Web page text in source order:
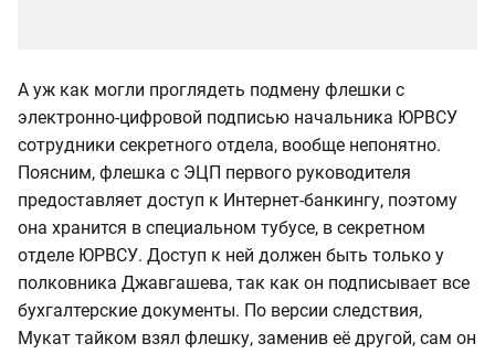
А уж как могли проглядеть подмену флешки с
электронно-цифровой подписью начальника ЮРВСУ
сотрудники секретного отдела, вообще непонятно.
Поясним, флешка с ЭЦП первого руководителя
предоставляет доступ к Интернет-банкингу, поэтому
она хранится в специальном тубусе, в секретном
отделе ЮРВСУ. Доступ к ней должен быть только у
полковника Джавгашева, так как он подписывает все
бухгалтерские документы. По версии следствия,
Мукат тайком взял флешку, заменив её другой, сам он